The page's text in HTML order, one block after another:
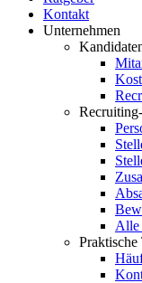
Kontakt
Unternehmen
Alle